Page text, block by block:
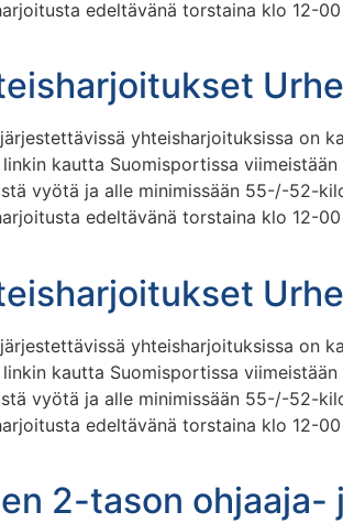
edeltävänä torstaina klo
yhteisharjoituksissa on
kautta Suomisportissa
vyötä ja alle minimissään 55-/-52-
edeltävänä torstaina klo
yhteisharjoituksissa on
kautta Suomisportissa
vyötä ja alle minimissään 55-/-52-
edeltävänä torstaina klo
2-tason